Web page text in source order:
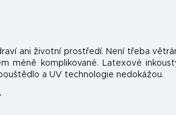
ani životní prostředí. Není třeba
méně komplikované. Latexové
a UV technologie nedokážou.